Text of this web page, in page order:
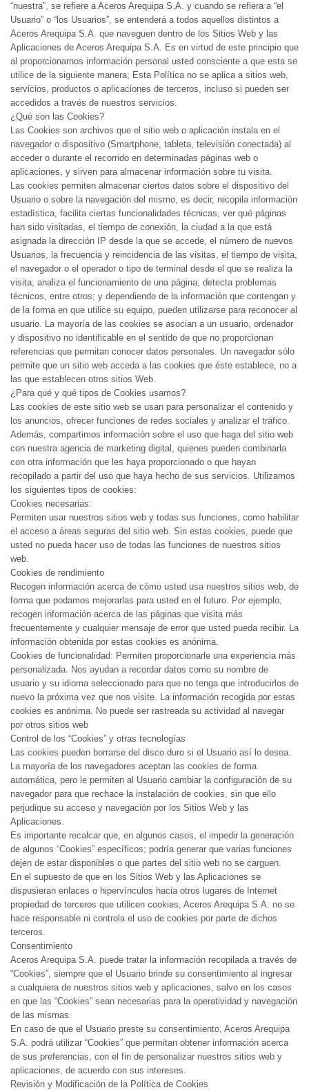
“nuestra”, se refiere a Aceros Arequipa S.A. y cuando se refiera a “el
Usuario” o “los Usuarios”, se entenderá a todos aquellos distintos a
Aceros Arequipa S.A. que naveguen dentro de los Sitios Web y las
Aplicaciones de Aceros Arequipa S.A. Es en virtud de este principio que
al proporcionarnos información personal usted consciente a que esta se
utilice de la siguiente manera; Esta Política no se aplica a sitios web,
servicios, productos o aplicaciones de terceros, incluso si pueden ser
accedidos a través de nuestros servicios.
¿Qué son las Cookies?
Las Cookies son archivos que el sitio web o aplicación instala en el
navegador o dispositivo (Smartphone, tableta, televisión conectada) al
acceder o durante el recorrido en determinadas páginas web o
aplicaciones, y sirven para almacenar información sobre tu visita.
Las cookies permiten almacenar ciertos datos sobre el dispositivo del
Usuario o sobre la navegación del mismo, es decir, recopila información
estadística, facilita ciertas funcionalidades técnicas, ver qué páginas
han sido visitadas, el tiempo de conexión, la ciudad a la que está
asignada la dirección IP desde la que se accede, el número de nuevos
Usuarios, la frecuencia y reincidencia de las visitas, el tiempo de visita,
el navegador o el operador o tipo de terminal desde el que se realiza la
visita, analiza el funcionamiento de una página, detecta problemas
técnicos, entre otros; y dependiendo de la información que contengan y
de la forma en que utilice su equipo, pueden utilizarse para reconocer al
usuario. La mayoría de las cookies se asocian a un usuario, ordenador
y dispositivo no identificable en el sentido de que no proporcionan
referencias que permitan conocer datos personales. Un navegador sólo
permite que un sitio web acceda a las cookies que éste establece, no a
las que establecen otros sitios Web.
¿Para qué y qué tipos de Cookies usamos?
Las cookies de este sitio web se usan para personalizar el contenido y
los anuncios, ofrecer funciones de redes sociales y analizar el tráfico.
Además, compartimos información sobre el uso que haga del sitio web
con nuestra agencia de marketing digital, quienes pueden combinarla
con otra información que les haya proporcionado o que hayan
recopilado a partir del uso que haya hecho de sus servicios. Utilizamos
los siguientes tipos de cookies:
Cookies necesarias:
Permiten usar nuestros sitios web y todas sus funciones, como habilitar
el acceso a áreas seguras del sitio web. Sin estas cookies, puede que
usted no pueda hacer uso de todas las funciones de nuestros sitios
web.
Cookies de rendimiento
Recogen información acerca de cómo usted usa nuestros sitios web, de
forma que podamos mejorarlas para usted en el futuro. Por ejemplo,
recogen información acerca de las páginas que visita más
frecuentemente y cualquier mensaje de error que usted pueda recibir. La
información obtenida por estas cookies es anónima.
Cookies de funcionalidad: Permiten proporcionarle una experiencia más
personalizada. Nos ayudan a recordar datos como su nombre de
usuario y su idioma seleccionado para que no tenga que introducirlos de
nuevo la próxima vez que nos visite. La información recogida por estas
cookies es anónima. No puede ser rastreada su actividad al navegar
por otros sitios web
Control de los “Cookies” y otras tecnologías
Las cookies pueden borrarse del disco duro si el Usuario así lo desea.
La mayoría de los navegadores aceptan las cookies de forma
automática, pero le permiten al Usuario cambiar la configuración de su
navegador para que rechace la instalación de cookies, sin que ello
perjudique su acceso y navegación por los Sitios Web y las
Aplicaciones.
Es importante recalcar que, en algunos casos, el impedir la generación
de algunos “Cookies” específicos; podría generar que varias funciones
dejen de estar disponibles o que partes del sitio web no se carguen.
En el supuesto de que en los Sitios Web y las Aplicaciones se
dispusieran enlaces o hipervínculos hacia otros lugares de Internet
propiedad de terceros que utilicen cookies, Aceros Arequipa S.A. no se
hace responsable ni controla el uso de cookies por parte de dichos
terceros.
Consentimiento
Aceros Arequipa S.A. puede tratar la información recopilada a través de
“Cookies”, siempre que el Usuario brinde su consentimiento al ingresar
a cualquiera de nuestros sitios web y aplicaciones, salvo en los casos
en que las “Cookies” sean necesarias para la operatividad y navegación
de las mismas.
En caso de que el Usuario preste su consentimiento, Aceros Arequipa
S.A. podrá utilizar “Cookies” que permitan obtener información acerca
de sus preferencias, con el fin de personalizar nuestros sitios web y
aplicaciones, de acuerdo con sus intereses.
Revisión y Modificación de la Política de Cookies